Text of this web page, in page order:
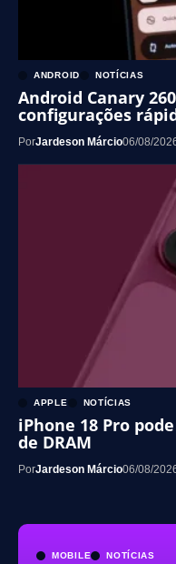
MOBILE NOTÍCIAS
ANDROID NOTÍCIAS
Android Canary
configurações
PorJardeson Márcio06/08/
APPLE NOTÍCIAS
iPhone 18 Pro
de DRAM
PorJardeson Márcio06/08/